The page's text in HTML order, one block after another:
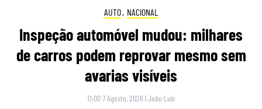
AUTO, NACIONAL
Inspeção automóvel mudou: milhares
de carros podem reprovar mesmo sem
avarias visíveis
11:00 7 Agosto, 2026 |João Luís